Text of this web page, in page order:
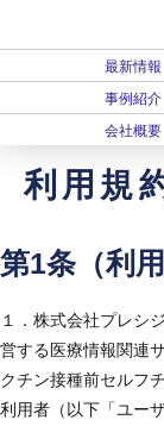
最新情報
事例紹介
会社概要
利用規
第1条（利
１．株式会社プレシ
営する医療情報関連
クチン接種前セルフ
利用者（以下「ユー